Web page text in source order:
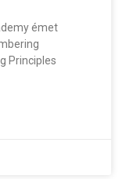
émet
Principles